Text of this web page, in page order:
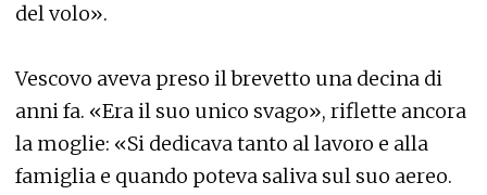
del volo».
Vescovo aveva preso il brevetto una decina di
anni fa. «Era il suo unico svago», riflette ancora
la moglie: «Si dedicava tanto al lavoro e alla
famiglia e quando poteva saliva sul suo aereo.